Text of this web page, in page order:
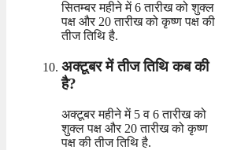
सितम्बर महीने में 6 तारीख को शुक्ल
पक्ष और 20 तारीख को कृष्ण पक्ष की
तीज तिथि है.
अक्टूबर में तीज तिथि कब की
है?
अक्टूबर महीने में 5 व 6 तारीख को
शुक्ल पक्ष और 20 तारीख को कृष्ण
पक्ष की तीज तिथि है.